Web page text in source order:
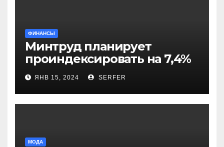
ФИНАНСЫ
Минтруд планирует
проиндексировать на 7,4%
более 40 выплат и
компенсаций
ЯНВ 15, 2024 SERFER
МОДА